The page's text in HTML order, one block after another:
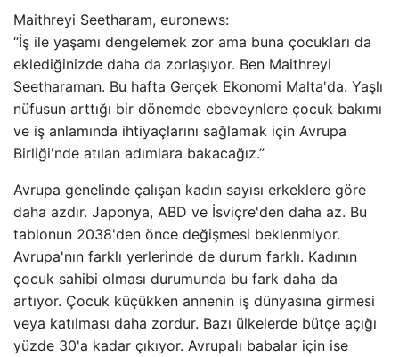
Maithreyi Seetharam, euronews:
“İş ile yaşamı dengelemek zor ama buna çocukları da
eklediğinizde daha da zorlaşıyor. Ben Maithreyi
Seetharaman. Bu hafta Gerçek Ekonomi Malta'da. Yaşlı
nüfusun arttığı bir dönemde ebeveynlere çocuk bakımı
ve iş anlamında ihtiyaçlarını sağlamak için Avrupa
Birliği'nde atılan adımlara bakacağız.”
Avrupa genelinde çalışan kadın sayısı erkeklere göre
daha azdır. Japonya, ABD ve İsviçre'den daha az. Bu
tablonun 2038'den önce değişmesi beklenmiyor.
Avrupa'nın farklı yerlerinde de durum farklı. Kadının
çocuk sahibi olması durumunda bu fark daha da
artıyor. Çocuk küçükken annenin iş dünyasına girmesi
veya katılması daha zordur. Bazı ülkelerde bütçe açığı
yüzde 30'a kadar çıkıyor. Avrupalı ​​babalar için ise